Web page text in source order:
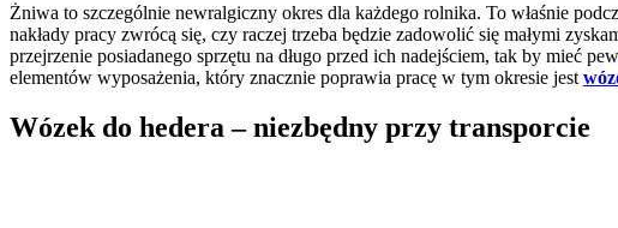
Żniwa to szczególnie newralgiczny okres dla każdego rolnika. To właśnie
nakłady pracy zwrócą się, czy raczej trzeba będzie zadowolić się małymi
przejrzenie posiadanego sprzętu na długo przed ich nadejściem, tak by mieć
elementów wyposażenia, który znacznie poprawia pracę w tym okresie jest
Wózek do hedera– niezbędny przy transporcie